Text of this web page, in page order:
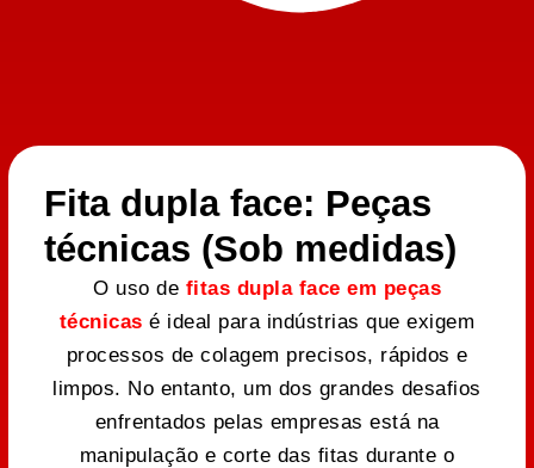
Fita dupla face: Peças
técnicas (Sob medidas)
O uso de fitas dupla face em peças
técnicas é ideal para indústrias que exigem
processos de colagem precisos, rápidos e
limpos. No entanto, um dos grandes desafios
enfrentados pelas empresas está na
manipulação e corte das fitas durante o